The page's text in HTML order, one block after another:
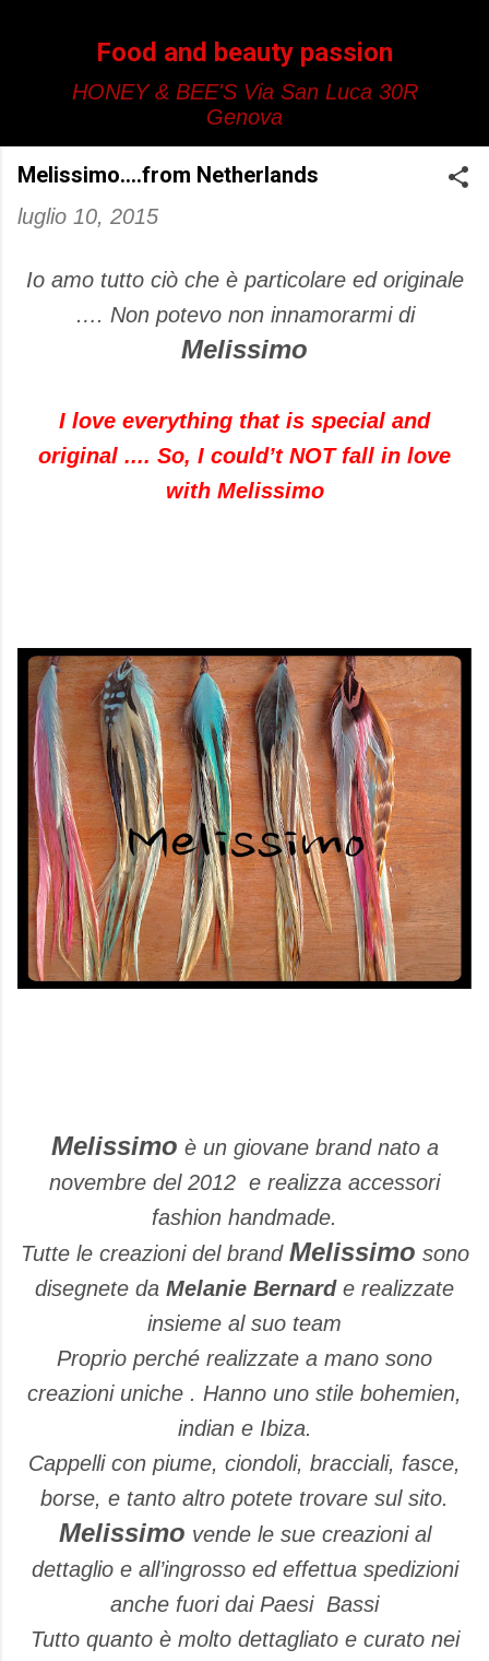
Food and beauty passion
HONEY & BEE'S Via San Luca 30R
Genova
Melissimo....from Netherlands
luglio 10, 2015
Io amo tutto ciò che è particolare ed originale
…. Non potevo non innamorarmi di
Melissimo
I love everything that is special and
original .... So, I could’t NOT fall in love
with Melissimo
Melissimo è un giovane brand nato a
novembre del 2012 e realizza accessori
fashion handmade.
Tutte le creazioni del brand Melissimo sono
disegnete da Melanie Bernarde realizzate
insieme al suo team
Proprio perché realizzate a mano sono
creazioni uniche . Hanno uno stile bohemien,
indian e Ibiza.
Cappelli con piume, ciondoli, bracciali, fasce,
borse, e tanto altro potete trovare sul sito.
Melissimo vende le sue creazioni al
dettaglio e all’ingrosso ed effettua spedizioni
anche fuori dai Paesi Bassi
Tutto quanto è molto dettagliato e curato nei